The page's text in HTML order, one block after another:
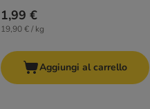
1,99 €
19,90 € / kg
Aggiungi al carrello